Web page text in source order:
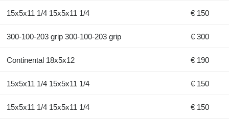
15x5x11 1/4 15x5x11 1/4 € 150
300-100-203 grip 300-100-203 grip € 300
Continental 18x5x12 € 190
15x5x11 1/4 15x5x11 1/4 € 150
15x5x11 1/4 15x5x11 1/4 € 150